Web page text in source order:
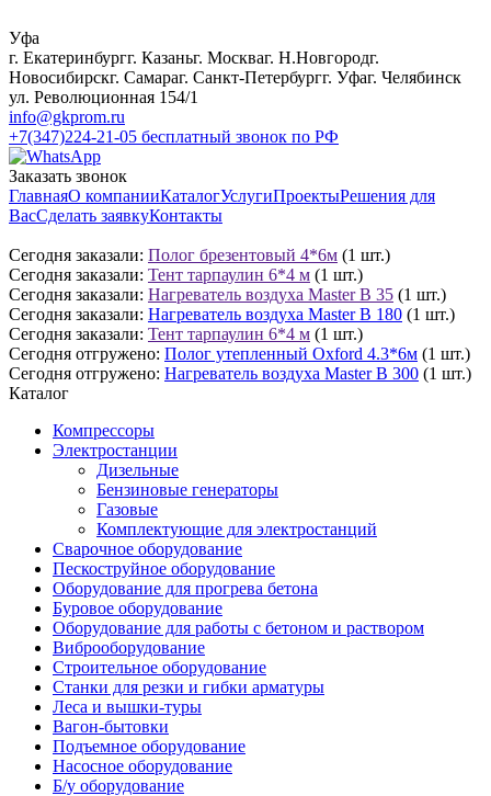
Уфа
г. Екатеринбургг. Казаньг. Москваг. Н.Новгородг.
Новосибирскг. Самараг. Санкт-Петербургг. Уфаг. Челябинск
ул. Революционная 154/1
info@gkprom.ru
+7(347)224-21-05 бесплатный звонок по РФ
Заказать звонок
ГлавнаяО компанииКаталогУслугиПроектыРешения для
ВасСделать заявкуКонтакты
Сегодня заказали: Полог брезентовый 4*6м (1 шт.)
Сегодня заказали: Тент тарпаулин 6*4 м (1 шт.)
Сегодня заказали: Нагреватель воздуха Master B 35 (1 шт.)
Сегодня заказали: Нагреватель воздуха Master B 180 (1 шт.)
Сегодня заказали: Тент тарпаулин 6*4 м (1 шт.)
Сегодня отгружено: Полог утепленный Oxford 4.3*6м (1 шт.)
Сегодня отгружено: Нагреватель воздуха Master B 300 (1 шт.)
Каталог
Компрессоры
Электростанции
Дизельные
Бензиновые генераторы
Газовые
Комплектующие для электростанций
Сварочное оборудование
Пескоструйное оборудование
Оборудование для прогрева бетона
Буровое оборудование
Оборудование для работы с бетоном и раствором
Виброоборудование
Строительное оборудование
Станки для резки и гибки арматуры
Леса и вышки-туры
Вагон-бытовки
Подъемное оборудование
Насосное оборудование
Б/у оборудование